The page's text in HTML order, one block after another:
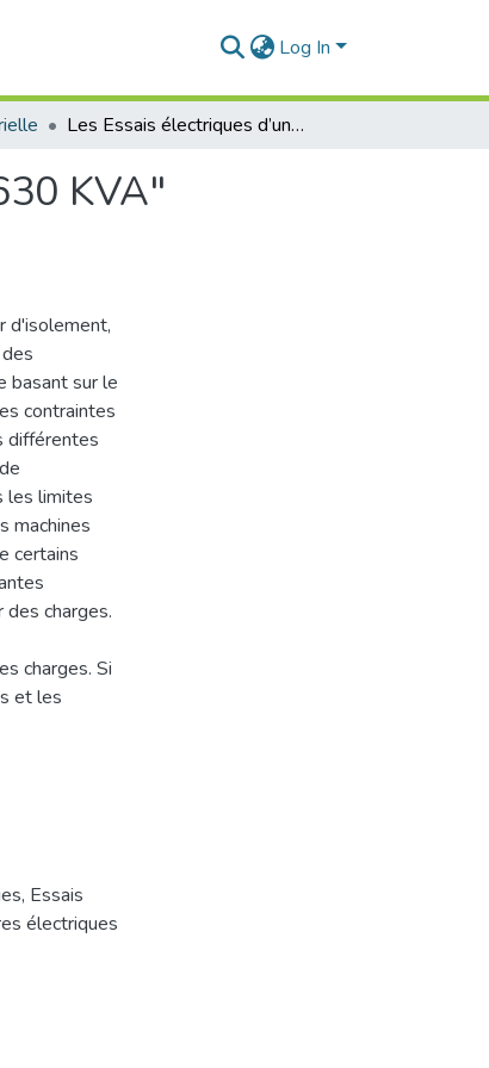
Log In
Les Essais électriques d’un transformateur triphasé "630 KVA" d’isolement type immergé dans l’huile
KVA"
d'isolement,
basant sur le
contraintes
différentes
les limites
machines
certains
charges.
charges. Si
et les
, Essais
électriques